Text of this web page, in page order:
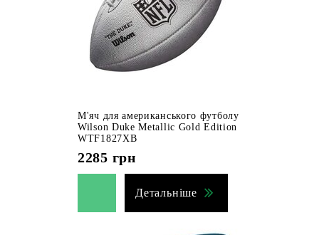
М'яч для американського футболу
Wilson Duke Metallic Gold Edition
WTF1827XB
2285 грн
Детальніше